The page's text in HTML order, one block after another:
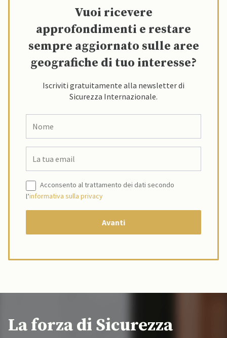
Vuoi ricevere
approfondimenti e restare
sempre aggiornato sulle aree
geografiche di tuo interesse?
Iscriviti gratuitamente alla newsletter di
Sicurezza Internazionale.
Acconsento al trattamento dei dati secondo
l’informativa sulla privacy
La forza di Sicurezza